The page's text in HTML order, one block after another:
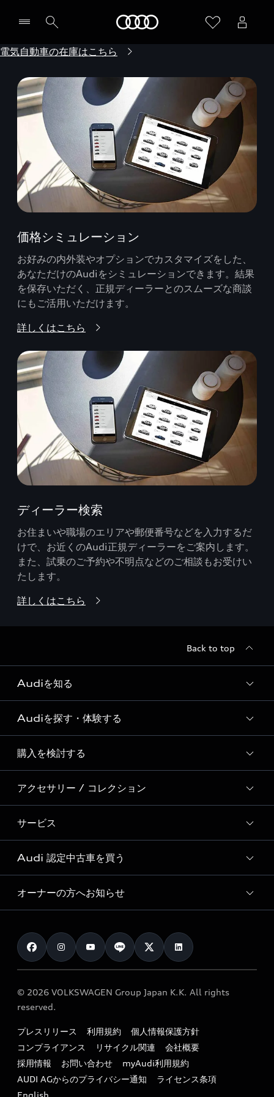
電気自動車の在庫はこちら
価格シミュレーション
お好みの内外装やオプションでカスタマイズをした、
あなただけのAudiをシミュレーションできます。結果
を保存いただく、正規ディーラーとのスムーズな商談
にもご活用いただけます。
詳しくはこちら
ディーラー検索
お住まいや職場のエリアや郵便番号などを入力するだ
けで、お近くのAudi正規ディーラーをご案内します。
また、試乗のご予約や不明点などのご相談もお受けい
たします。
詳しくはこちら
Back to top
Audiを知る
Audi ブランド
Story of Progress
Audi Sport
Formula 1®
デジタルサービス
Audiを探す・体験する
ディーラー検索
新車在庫検索
試乗車・展示車検索
見積り依頼
試乗予約
購入を検討する
モデル一覧
特別仕様モデル / 限定モデル
e-tronラインアップ
価格シミュレーション
車両比較
カタログ一覧
アクセサリー / コレクション
純正アクセサリー
オンラインショップ
Audi collection
アウディナビアプリ
サービス
サービス入庫予約
サービスプログラム
メンテナンス
車検 / 定期点検
e-tronアフターサポート
myAudi
Audi 認定中古車を買う
Audi認定中古車
クオリティ
保証
メンテナンス
ファイナンス
キャンペーン / イベント
買取査定
オーナーの方へお知らせ
お知らせ
オーナー様向けキャンペーン
特定整備適用車一覧
リサイクル法
よくある質問（FAQ）
© 2026 VOLKSWAGEN Group Japan K.K. All rights
reserved.
プレスリリース 利用規約
個人情報保護方針
コンプライアンス
リサイクル関連
会社概要
採用情報
お問い合わせ
myAudi利用規約
AUDI AGからのプライバシー通知
ライセンス条項
English